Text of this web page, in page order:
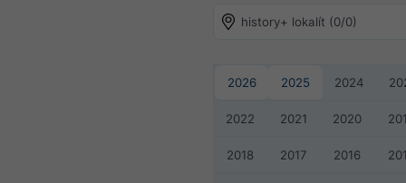
history+ lokalít (0/0)
2026 2025 2024
2022 2021 2020
2018 2017 2016